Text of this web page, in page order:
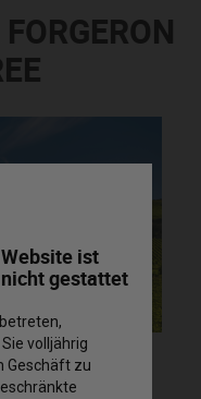
ist
gestattet
volljährig
Geschäft zu
Michel